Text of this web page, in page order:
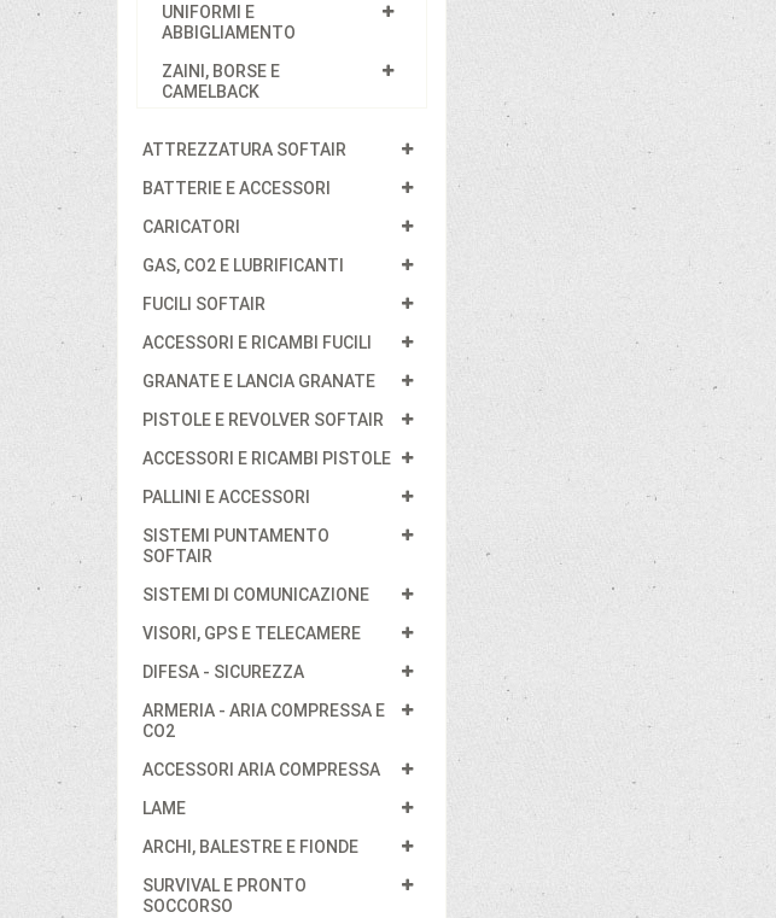
UNIFORMI E
ABBIGLIAMENTO
ZAINI, BORSE E
CAMELBACK
ATTREZZATURA SOFTAIR
BATTERIE E ACCESSORI
CARICATORI
GAS, CO2 E LUBRIFICANTI
FUCILI SOFTAIR
ACCESSORI E RICAMBI FUCILI
GRANATE E LANCIA GRANATE
PISTOLE E REVOLVER SOFTAIR
ACCESSORI E RICAMBI PISTOLE
PALLINI E ACCESSORI
SISTEMI PUNTAMENTO
SOFTAIR
SISTEMI DI COMUNICAZIONE
VISORI, GPS E TELECAMERE
DIFESA - SICUREZZA
ARMERIA - ARIA COMPRESSA E
CO2
ACCESSORI ARIA COMPRESSA
LAME
ARCHI, BALESTRE E FIONDE
SURVIVAL E PRONTO
SOCCORSO